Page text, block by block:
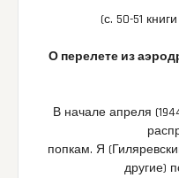
(с. 50-51
О перелете из
В начале апреля
попкам. Я
другие)